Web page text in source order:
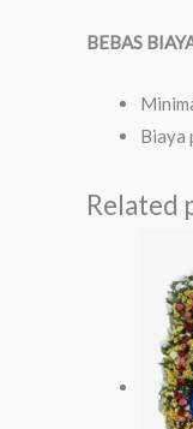
BEBAS
Biaya
Related